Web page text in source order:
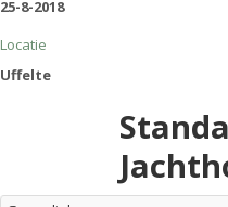
25-8-2018
Locatie
Uffelte